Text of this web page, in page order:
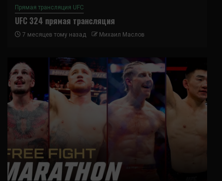
Прямая трансляция UFC
UFC 324 прямая трансляция
7 месяцев тому назад Михаил Маслов